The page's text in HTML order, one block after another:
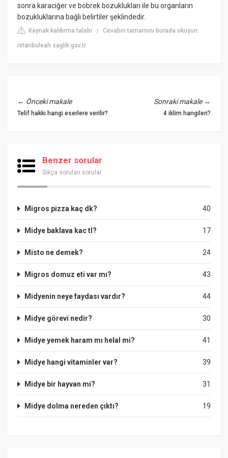
sonra karaciğer ve böbrek bozuklukları ile bu organların
bozukluklarına bağlı belirtiler şeklindedir.
Kaynak kaldırma talebi |Cevabın tamamını burada okuyun:
istanbuleah.saglik.gov.tr
← Önceki makale
Telif hakkı hangi eserlere verilir?
Sonraki makale→
4 iklim hangileri?
Benzer sorular
Sıkça sorulan sorular
40
Migros pizza kaç dk?
17
Midye baklava kac tl?
24
Misto ne demek?
43
Migros domuz eti var mı?
44
Midyenin neye faydası vardır?
30
Midye görevi nedir?
41
Midye yemek haram mı helal mi?
39
Midye hangi vitaminler var?
31
Midye bir hayvan mi?
19
Midye dolma nereden çıktı?